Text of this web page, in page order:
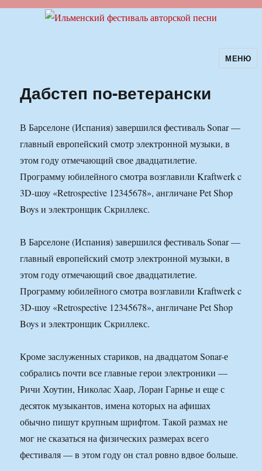
Ильменский фестиваль авторскойМЕНЮ
Дабстеп по-ветерански
В Барселоне (Испания) завершился фестиваль Sonar —
главный европейский смотр электронной музыки, в
этом году отмечающий свое двадцатилетие.
Программу юбилейного смотра возглавили Kraftwerk c
3D-шоу «Retrospective 12345678», англичане Pet Shop
Boys и электронщик Скриллекс.
В Барселоне (Испания) завершился фестиваль Sonar —
главный европейский смотр электронной музыки, в
этом году отмечающий свое двадцатилетие.
Программу юбилейного смотра возглавили Kraftwerk c
3D-шоу «Retrospective 12345678», англичане Pet Shop
Boys и электронщик Скриллекс.
Кроме заслуженных стариков, на двадцатом Sonar-е
собрались почти все главные герои электроники —
Ричи Хоутин, Николас Хаар, Лоран Гарнье и еще с
десяток музыкантов, имена которых на афишах
обычно пишут крупным шрифтом. Такой размах не
мог не сказаться на физических размерах всего
фестиваля — в этом году он стал ровно вдвое больше.